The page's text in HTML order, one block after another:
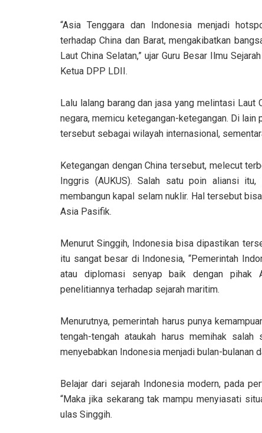
“Asia Tenggara dan Indonesia menjadi
terhadap China dan Barat, mengakibatkan
Laut China Selatan,” ujar Guru Besar Ilmu
Ketua DPP LDII.
Lalu lalang barang dan jasa yang melintasi
negara, memicu ketegangan-ketegangan. Di
tersebut sebagai wilayah internasional,
Ketegangan dengan China tersebut, melecut
Inggris (AUKUS). Salah satu poin aliansi
membangun kapal selam nuklir. Hal tersebut
Asia Pasifik.
Menurut Singgih, Indonesia bisa dipastikan
itu sangat besar di Indonesia, “Pemerintah
atau diplomasi senyap baik dengan pihak
penelitiannya terhadap sejarah maritim.
Menurutnya, pemerintah harus punya
tengah-tengah ataukah harus memihak
menyebabkan Indonesia menjadi bulan-bulanan
Belajar dari sejarah Indonesia modern, pada
“Maka jika sekarang tak mampu menyiasati
ulas Singgih.